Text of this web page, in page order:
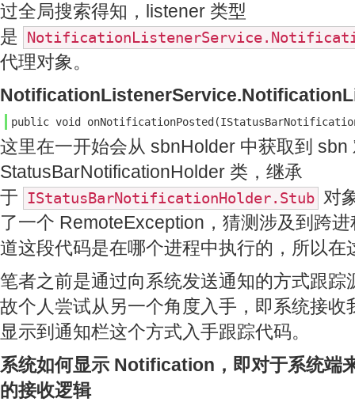
过全局搜索得知，listener 类型
是
代理对象。
public void
这里在一开始会从 sbnHolder 中获取到 sbn
StatusBarNotificationHolder 类，继承
于 IStatusBarNotificationHolder.Stub 对
了一个 RemoteException，猜测涉及到跨
道这段代码是在哪个进程中执行的，所以在
笔者之前是通过向系统发送通知的方式跟踪
故个人尝试从另一个角度入手，即系统接收
显示到通知栏这个方式入手跟踪代码。
系统如何显示 Notification，即对于系统端
的接收逻辑